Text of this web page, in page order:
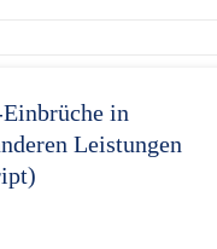
in
Leistungen